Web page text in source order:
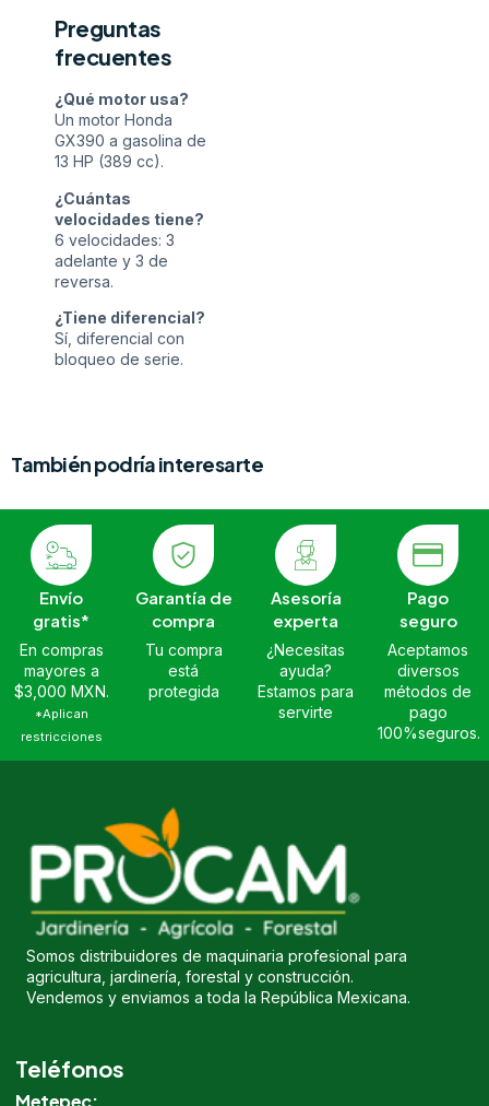
Preguntas
frecuentes
¿Qué motor usa?
Un motor Honda
GX390 a gasolina de
13 HP (389 cc).
¿Cuántas
velocidades tiene?
6 velocidades: 3
adelante y 3 de
reversa.
¿Tiene diferencial?
Sí, diferencial con
bloqueo de serie.
También podría interesarte
Envío
gratis*
En compras
mayores a
$3,000 MXN.
*Aplican
restricciones
Garantía de
compra
Tu compra
está
protegida
Asesoría
experta
¿Necesitas
ayuda?
Estamos para
servirte
Pago
seguro
Aceptamos
diversos
métodos de
pago
100%seguros.
Somos distribuidores de maquinaria profesional para
agricultura, jardinería, forestal y construcción.
Vendemos y enviamos a toda la República Mexicana.
Teléfonos
Metepec: